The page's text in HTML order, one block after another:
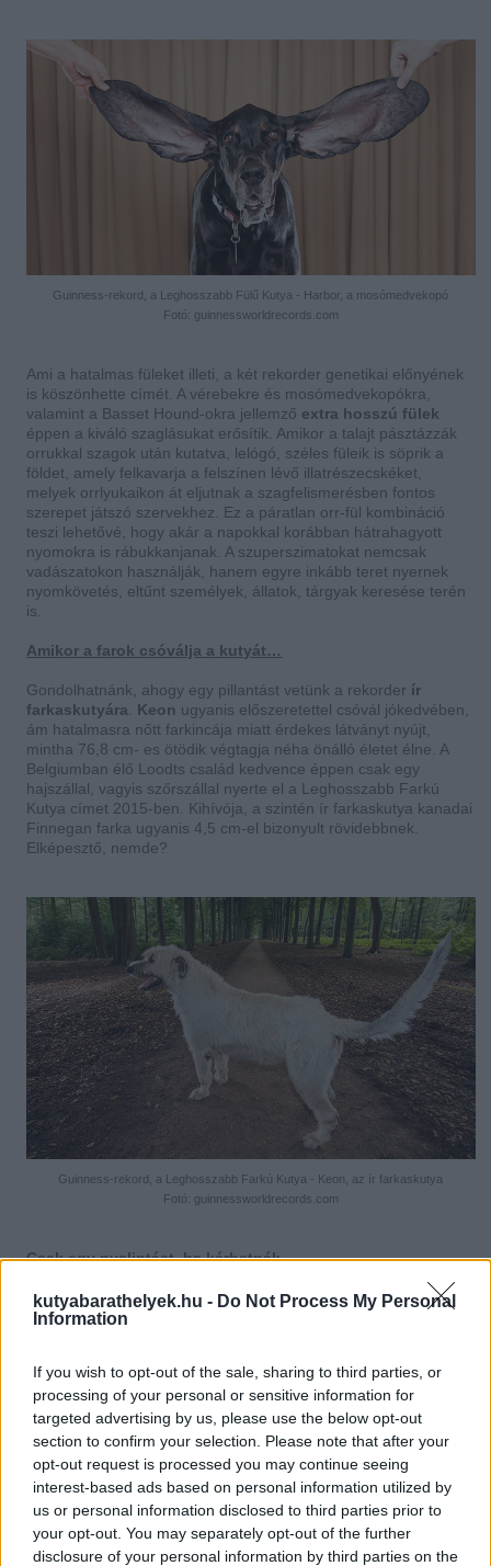
kutyabarathelyek.hu - Do Not Process My Personal
Information
If you wish to opt-out of the sale, sharing to third parties, or
processing of your personal or sensitive information for
targeted advertising by us, please use the below opt-out
section to confirm your selection. Please note that after your
opt-out request is processed you may continue seeing
interest-based ads based on personal information utilized by
us or personal information disclosed to third parties prior to
your opt-out. You may separately opt-out of the further
disclosure of your personal information by third parties on the
Guinness-rekord, a Leghosszabb Fülű Kutya - Harbor, a mosómedvekopó
Fotó: guinnessworldrecords.com
Ami a hatalmas füleket illeti, a két rekorder genetikai előnyének
is köszönhette címét. A vérebekre és mosómedvekopókra,
valamint a Basset Hound-okra jellemző extra hosszú fülek
éppen a kiváló szaglásukat erősítik. Amikor a talajt pásztázzák
orrukkal szagok után kutatva, lelógó, széles füleik is söprik a
földet, amely felkavarja a felszínen lévő illatrészecskéket,
melyek orrlyukaikon át eljutnak a szagfelismerésben fontos
szerepet játszó szervekhez. Ez a páratlan orr-fül kombináció
teszi lehetővé, hogy akár a napokkal korábban hátrahagyott
nyomokra is rábukkanjanak. A szuperszimatokat nemcsak
vadászatokon használják, hanem egyre inkább teret nyernek
nyomkövetés, eltűnt személyek, állatok, tárgyak keresése terén
is.
Amikor a farok csóválja a kutyát…
Gondolhatnánk, ahogy egy pillantást vetünk a rekorder ír
farkaskutyára. Keon ugyanis előszeretettel csóvál jókedvében,
ám hatalmasra nőtt farkincája miatt érdekes látványt nyújt,
mintha 76,8 cm- es ötödik végtagja néha önálló életet élne. A
Belgiumban élő Loodts család kedvence éppen csak egy
hajszállal, vagyis szőrszállal nyerte el a Leghosszabb Farkú
Kutya címet 2015-ben. Kihívója, a szintén ír farkaskutya kanadai
Finnegan farka ugyanis 4,5 cm-el bizonyult rövidebbnek.
Elképesztő, nemde?
Guinness-rekord, a Leghosszabb Farkú Kutya - Keon, az ír farkaskutya
Fotó: guinnessworldrecords.com
Csak egy nyalintást, ha kérhetnék…
18.58 cm – ekkorára nőtt Mochi, a bernáthegyinyelve. A dél-
dakotai óriást két éves korában fogadták örökbe egy
„Mo hihetetlenül mókás kutyus, csupa szeretet és a legapróbb
dolognak is nagyon tud örülni. Hála és hűség – ez a két szó
különösen jellemző rá. A valaha bántalmazott, elhanyagolt kutya
életre szóló családra lelt otthonunkban, és nap, mint nap arról
tanít, hogy másnak lenni jó dolog” – mesélte a büszke gazdi,
Carla Rickert. Ó, és Mo imádja a mogyoróvajat.